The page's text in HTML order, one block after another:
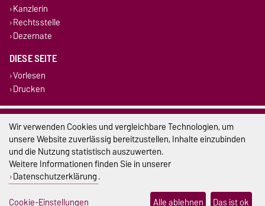
Kanzlerin
Rechtsstelle
Dezernate
DIESE SEITE
Vorlesen
Drucken
Impressum
Datenschutz
Barrierefreiheit
Cookie-Einstellungen
Wir verwenden Cookies und vergleichbare Technologien, um
unsere Website zuverlässig bereitzustellen, Inhalte einzubinden
und die Nutzung statistisch auszuwerten.
Weitere Informationen finden Sie in unserer
Datenschutzerklärung.
Cookie-Einstellungen
Alle ablehnen Das ist ok